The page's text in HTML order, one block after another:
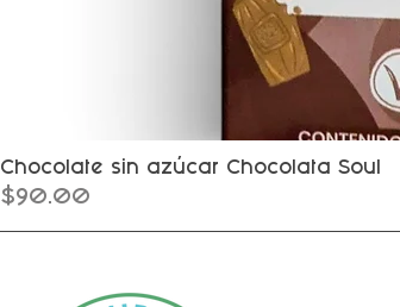
Chocolate sin azúcar Chocolata Soul
Precio
$90.00